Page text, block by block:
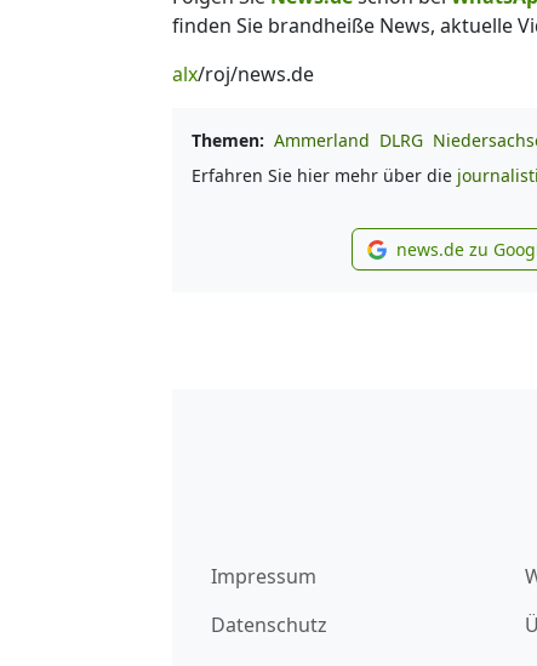
finden Sie brandheiße News, aktuelle
alx/roj/news.de
Themen: Ammerland DLRG
Erfahren Sie hier mehr über die
news.de zu
Impressum
Datenschutz